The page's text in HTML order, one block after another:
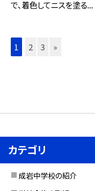
で、着色してニスを塗る...
1 2 3 »
カテゴリ
成岩中学校の紹介